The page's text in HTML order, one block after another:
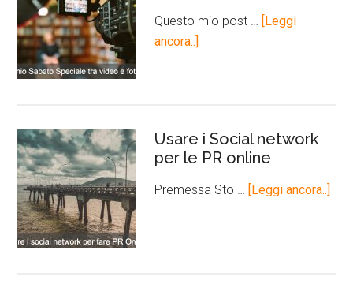
Questo mio post …
[Leggi
ancora..]
Usare i Social network
per le PR online
Premessa Sto … [Leggi ancora..]